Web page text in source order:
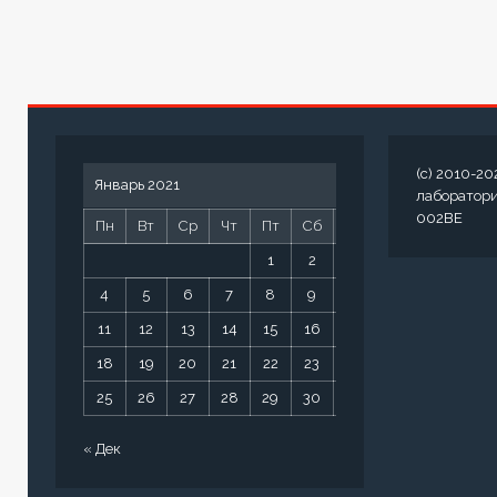
Январь 2021
Пн Вт Ср Чт Пт Сб
1 2
4 5 6 7 8 9
11 12 13 14 15 16
18 19 20 21 22 23
25 26 27 28 29 30
« Дек
(c) 2010-
002BE